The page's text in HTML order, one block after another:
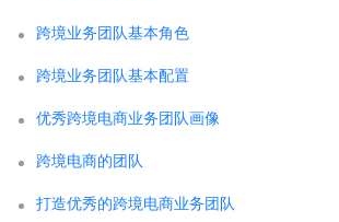
跨境业务团队基本角色
跨境业务团队基本配置
优秀跨境电商业务团队画像
跨境电商的团队
打造优秀的跨境电商业务团队